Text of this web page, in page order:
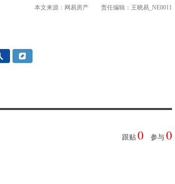
本文来源：网易房产 责任编辑：王晓易_NE0011
跟贴 0 参与 0